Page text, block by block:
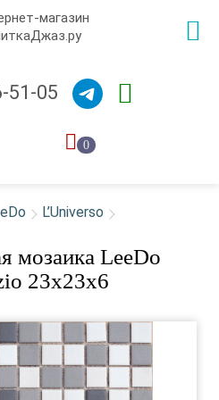
магазин
51-05
0
L’Universo
мозаика LeeDo
23x23x6